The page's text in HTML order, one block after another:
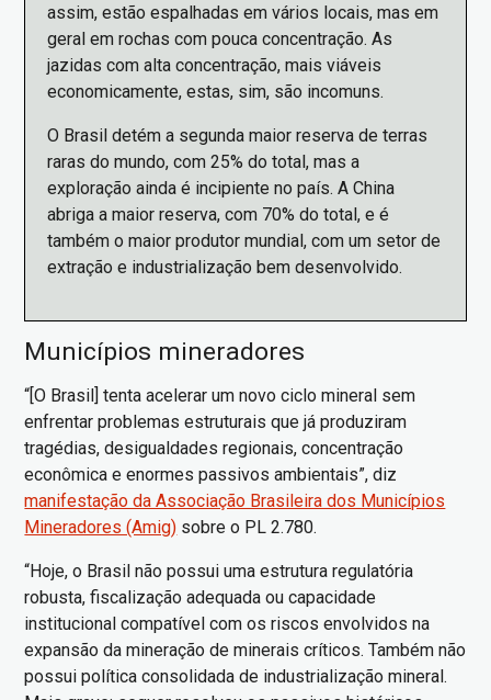
assim, estão espalhadas em vários locais, mas em
geral em rochas com pouca concentração. As
jazidas com alta concentração, mais viáveis
economicamente, estas, sim, são incomuns.
O Brasil detém a segunda maior reserva de terras
raras do mundo, com 25% do total, mas a
exploração ainda é incipiente no país. A China
abriga a maior reserva, com 70% do total, e é
também o maior produtor mundial, com um setor de
extração e industrialização bem desenvolvido.
Municípios mineradores
“[O Brasil] tenta acelerar um novo ciclo mineral sem
enfrentar problemas estruturais que já produziram
tragédias, desigualdades regionais, concentração
econômica e enormes passivos ambientais”, diz
manifestação da Associação Brasileira dos Municípios
Mineradores (Amig) sobre o PL 2.780.
“Hoje, o Brasil não possui uma estrutura regulatória
robusta, fiscalização adequada ou capacidade
institucional compatível com os riscos envolvidos na
expansão da mineração de minerais críticos. Também não
possui política consolidada de industrialização mineral.